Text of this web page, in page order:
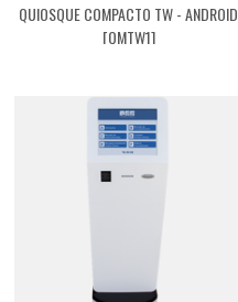
QUIOSQUE COMPACTO TW - ANDROID
[QMTW1]